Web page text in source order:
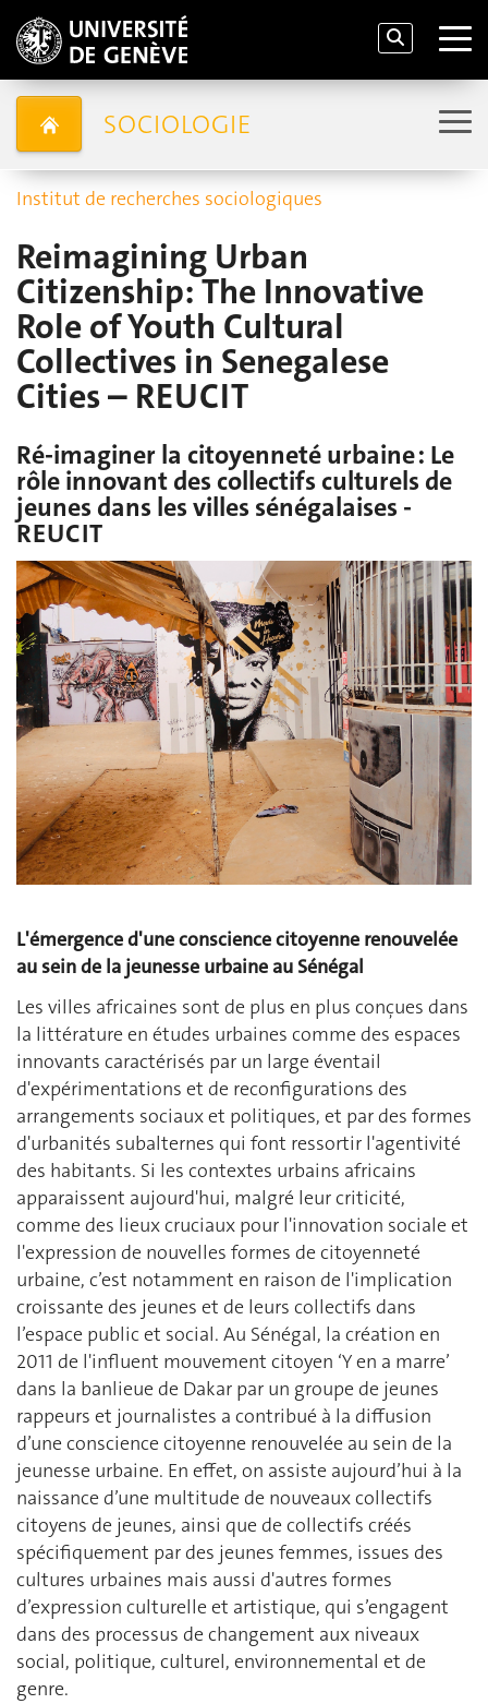
SOCIOLOGIE
Institut de recherches sociologiques
Reimagining Urban
Citizenship: The Innovative
Role of Youth Cultural
Collectives in Senegalese
Cities – REUCIT
Ré-imaginer la citoyenneté urbaine : Le
rôle innovant des collectifs culturels de
jeunes dans les villes sénégalaises -
REUCIT
L'émergence d'une conscience citoyenne renouvelée
au sein de la jeunesse urbaine au Sénégal
Les villes africaines sont de plus en plus conçues dans
la littérature en études urbaines comme des espaces
innovants caractérisés par un large éventail
d'expérimentations et de reconfigurations des
arrangements sociaux et politiques, et par des formes
d'urbanités subalternes qui font ressortir l'agentivité
des habitants. Si les contextes urbains africains
apparaissent aujourd'hui, malgré leur criticité,
comme des lieux cruciaux pour l'innovation sociale et
l'expression de nouvelles formes de citoyenneté
urbaine, c’est notamment en raison de l'implication
croissante des jeunes et de leurs collectifs dans
l’espace public et social. Au Sénégal, la création en
2011 de l'influent mouvement citoyen ‘Y en a marre’
dans la banlieue de Dakar par un groupe de jeunes
rappeurs et journalistes a contribué à la diffusion
d’une conscience citoyenne renouvelée au sein de la
jeunesse urbaine. En effet, on assiste aujourd’hui à la
naissance d’une multitude de nouveaux collectifs
citoyens de jeunes, ainsi que de collectifs créés
spécifiquement par des jeunes femmes, issues des
cultures urbaines mais aussi d'autres formes
d’expression culturelle et artistique, qui s’engagent
dans des processus de changement aux niveaux
social, politique, culturel, environnemental et de
genre.